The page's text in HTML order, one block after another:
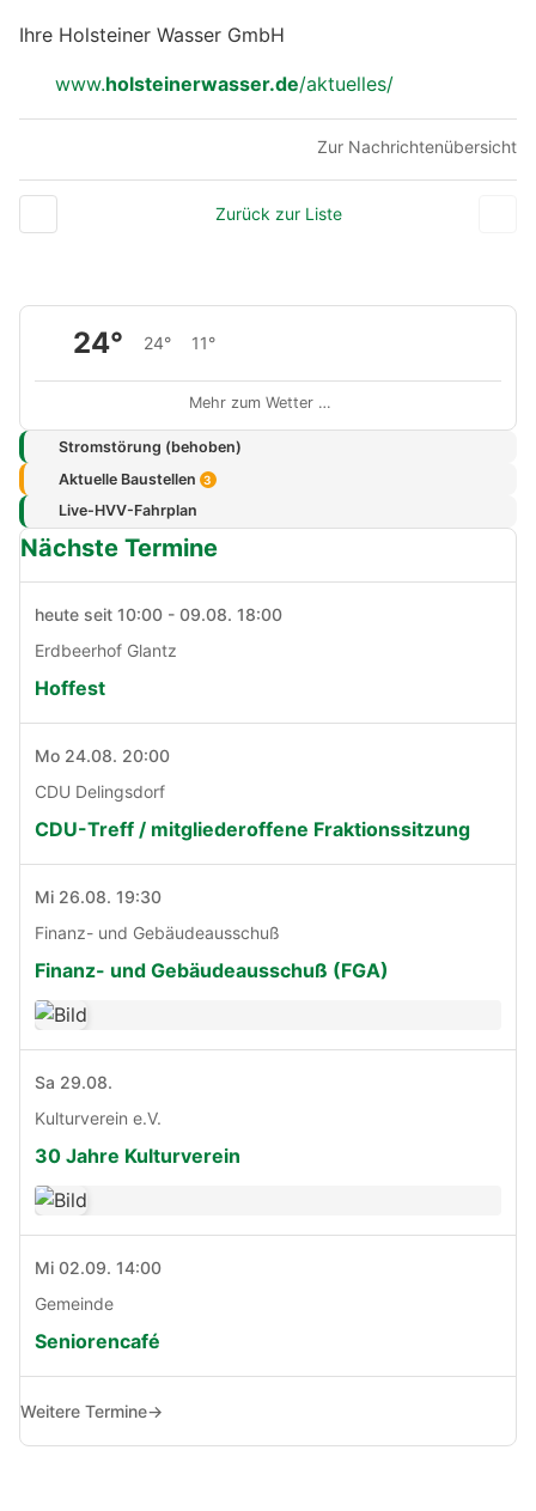
Ihre Holsteiner Wasser GmbH
www.holsteinerwasser.de/aktuelles/
Zur Nachrichtenübersicht
Zurück zur Liste
24° 24° 11°
Mehr zum Wetter …
Stromstörung (behoben)
Aktuelle Baustellen 3
Live-HVV-Fahrplan
Nächste Termine
heute seit 10:00 - 09.08. 18:00
Erdbeerhof Glantz
Hoffest
Mo 24.08. 20:00
CDU Delingsdorf
CDU-Treff / mitgliederoffene Fraktionssitzung
Mi 26.08. 19:30
Finanz- und Gebäudeausschuß
Finanz- und Gebäudeausschuß (FGA)
Sa 29.08.
Kulturverein e.V.
30 Jahre Kulturverein
Mi 02.09. 14:00
Gemeinde
Seniorencafé
Weitere Termine→